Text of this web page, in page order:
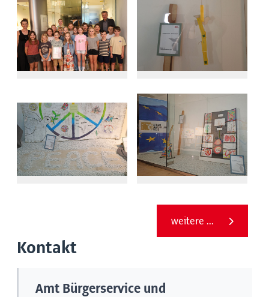
weitere ...
Kontakt
Amt Bürgerservice und